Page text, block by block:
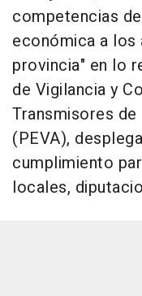
competencias
económica a los
provincia" en lo
de Vigilancia y
Transmisores
(PEVA),
cumplimiento
locales,